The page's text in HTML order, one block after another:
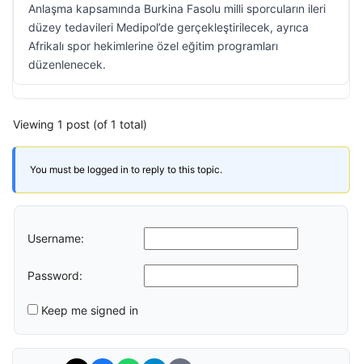
Anlaşma kapsamında Burkina Fasolu milli sporcuların ileri
düzey tedavileri Medipol’de gerçekleştirilecek, ayrıca
Afrikalı spor hekimlerine özel eğitim programları
düzenlenecek.
Viewing 1 post (of 1 total)
You must be logged in to reply to this topic.
Username:
Password:
Keep me signed in